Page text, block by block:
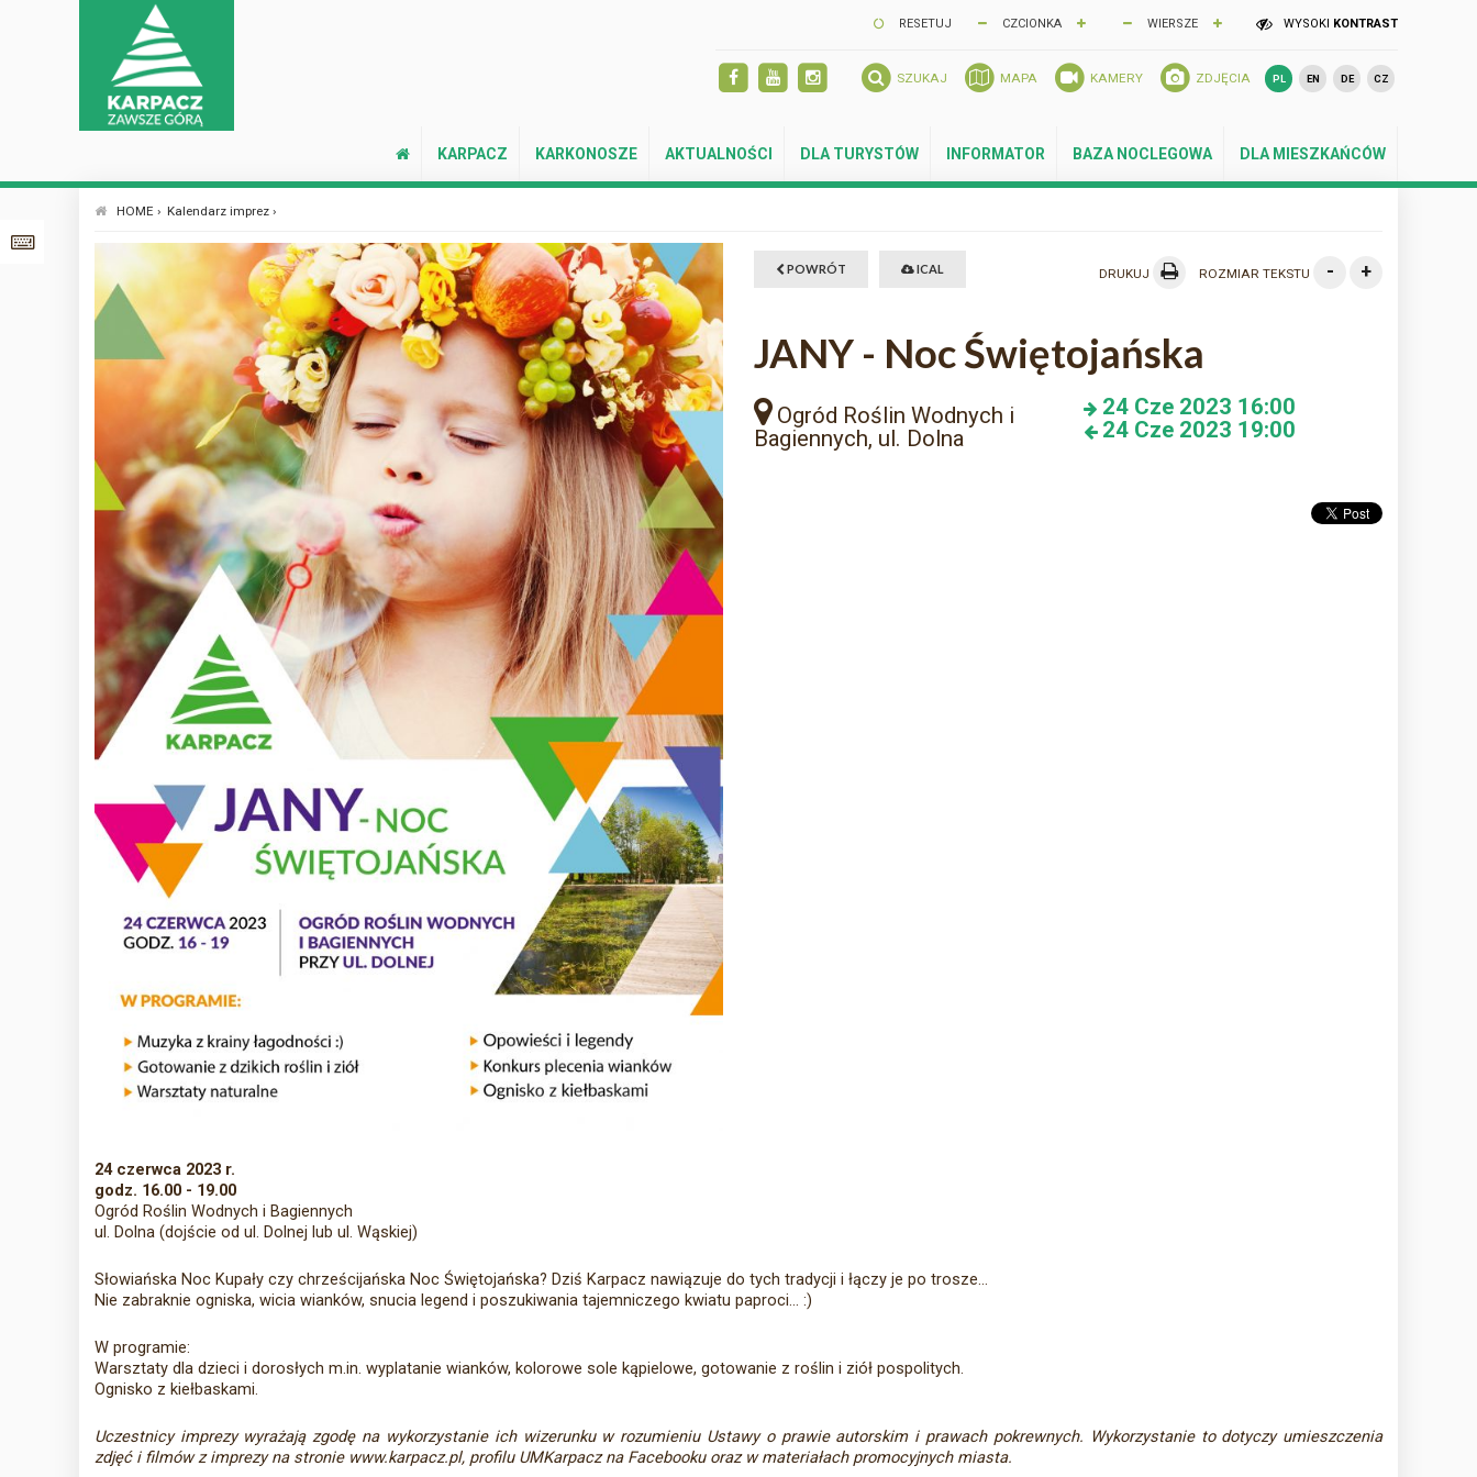
RESETUJ CZCIONKA WIERSZE WYSOKI KONTRAST
SZUKAJ MAPA KAMERY ZDJĘCIA PL EN DE CZ
KARPACZ KARKONOSZE AKTUALNOŚCI DLA TURYSTÓW INFORMATOR BAZA NOCLEGOWA DLA MIESZKAŃCÓW
HOME › Kalendarz imprez ›
POWRÓT ICAL DRUKUJ ROZMIAR TEKSTU - +
JANY - Noc Świętojańska
Ogród Roślin Wodnych i
Bagiennych, ul. Dolna
24 Cze 2023 16:00
24 Cze 2023 19:00
24 czerwca 2023 r.
godz. 16.00 - 19.00
Ogród Roślin Wodnych i Bagiennych
ul. Dolna (dojście od ul. Dolnej lub ul. Wąskiej)
Słowiańska Noc Kupały czy chrześcijańska Noc Świętojańska? Dziś Karpacz nawiązuje do tych tradycji i łączy je po trosze...
Nie zabraknie ogniska, wicia wianków, snucia legend i poszukiwania tajemniczego kwiatu paproci... :)
W programie:
Warsztaty dla dzieci i dorosłych m.in. wyplatanie wianków, kolorowe sole kąpielowe, gotowanie z roślin i ziół pospolitych.
Ognisko z kiełbaskami.
Uczestnicy imprezy wyrażają zgodę na wykorzystanie ich wizerunku w rozumieniu Ustawy o prawie autorskim i prawach pokrewnych. Wykorzystanie to dotyczy umieszczenia
zdjęć i filmów z imprezy na stronie www.karpacz.pl, profilu UMKarpacz na Facebooku oraz w materiałach promocyjnych miasta.